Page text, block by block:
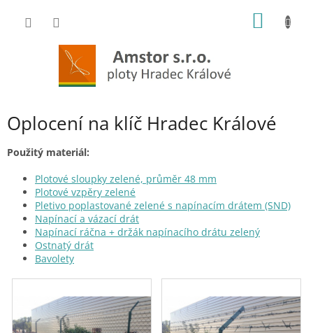
Oplocení na klíč Hradec Králové
Použitý materiál:
Plotové sloupky zelené, průměr 48 mm
Plotové vzpěry zelené
Pletivo poplastované zelené s napínacím drátem (SND)
Napínací a vázací drát
Napínací ráčna + držák napínacího drátu zelený
Ostnatý drát
Bavolety